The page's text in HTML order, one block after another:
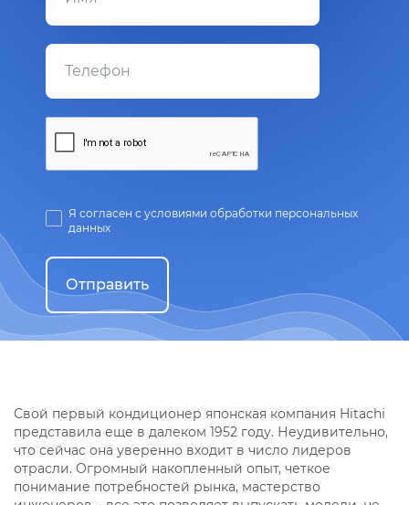
Я согласен с условиями обработки персональных
данных
Отправить
Свой первый кондиционер японская компания Hitachi
представила еще в далеком 1952 году. Неудивительно,
что сейчас она уверенно входит в число лидеров
отрасли. Огромный накопленный опыт, четкое
понимание потребностей рынка, мастерство